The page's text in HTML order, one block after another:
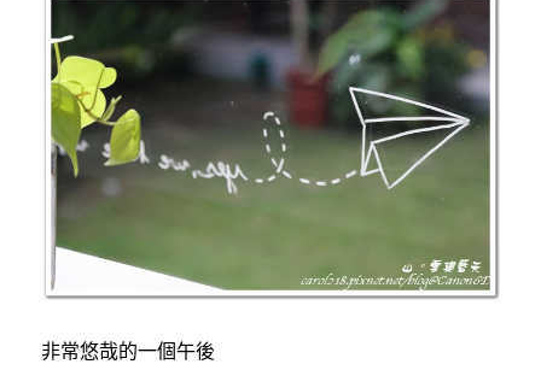
非常悠哉的一個午後